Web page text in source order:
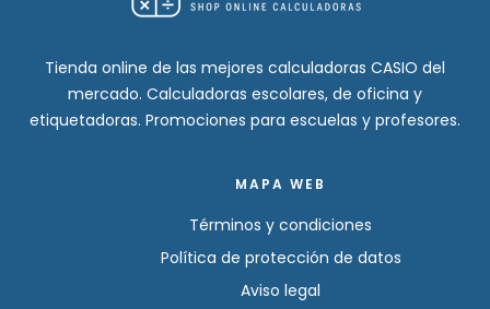
Tienda online de las mejores calculadoras CASIO del
mercado. Calculadoras escolares, de oficina y
etiquetadoras. Promociones para escuelas y profesores.
MAPA WEB
Términos y condiciones
Política de protección de datos
Aviso legal